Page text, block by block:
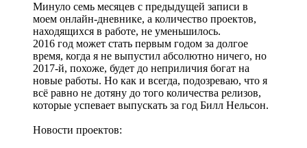
Минуло семь месяцев с предыдущей записи в
моем онлайн-дневнике, а количество проектов,
находящихся в работе, не уменьшилось.
2016 год может стать первым годом за долгое
время, когда я не выпустил абсолютно ничего, но
2017-й, похоже, будет до неприличия богат на
новые работы. Но как и всегда, подозреваю, что я
всё равно не дотяну до того количества релизов,
которые успевает выпускать за год Билл Нельсон.
Новости проектов: